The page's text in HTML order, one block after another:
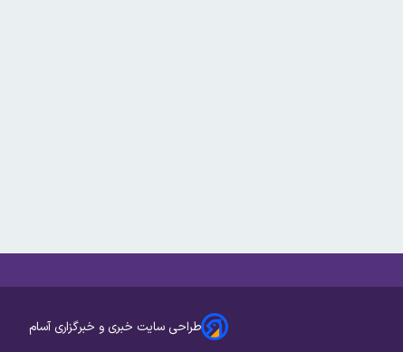
طراحی سایت خبری و خبرگزاری آسام